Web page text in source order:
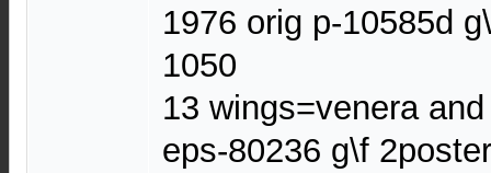
1976 orig p-10585d
1050
13 wings=venera
eps-80236 g\f